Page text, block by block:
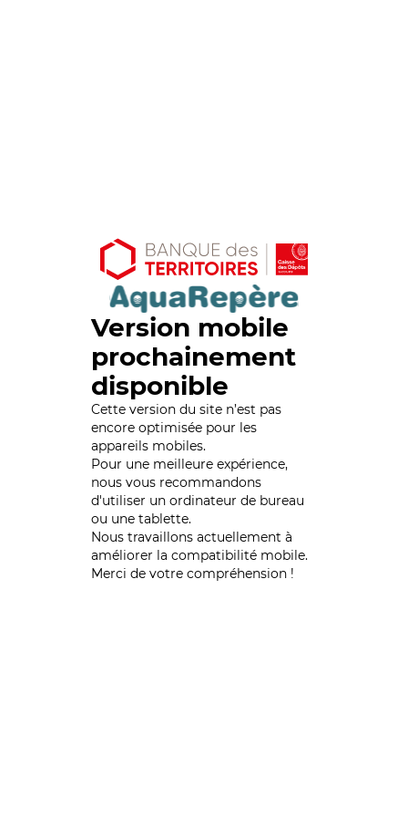
Version mobile
prochainement
disponible
Cette version du site n’est pas
encore optimisée pour les
appareils mobiles.
Pour une meilleure expérience,
nous vous recommandons
d'utiliser un ordinateur de bureau
ou une tablette.
Nous travaillons actuellement à
améliorer la compatibilité mobile.
Merci de votre compréhension !